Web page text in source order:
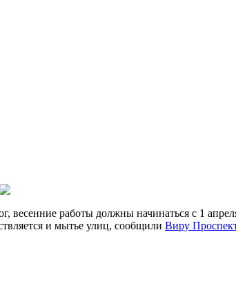
работы должны начинаться с 1
и мытье улиц, сообщили Виру